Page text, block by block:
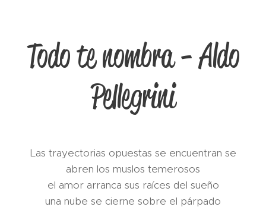
Todo te nombra - Aldo
Pellegrini
Las trayectorias opuestas se encuentran se
abren los muslos temerosos
el amor arranca sus raíces del sueño
una nube se cierne sobre el párpado